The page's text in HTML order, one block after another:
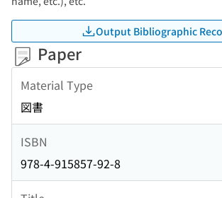
Output Bibliographic
Paper
Material Type
図書
ISBN
978-4-915857-92-8